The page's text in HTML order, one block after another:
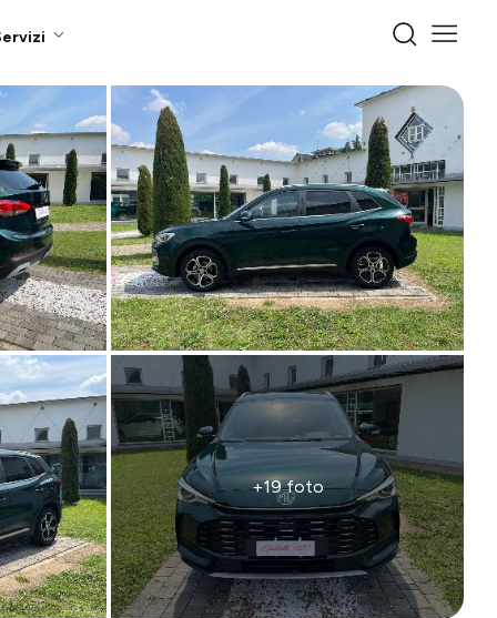
+19 foto